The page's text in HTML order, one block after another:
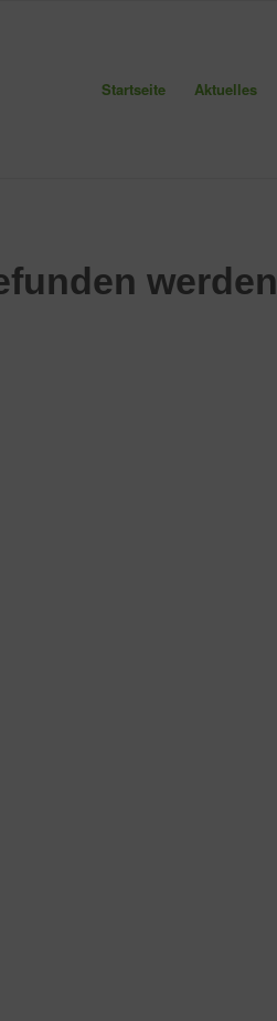
Startseite Aktuelles
werden